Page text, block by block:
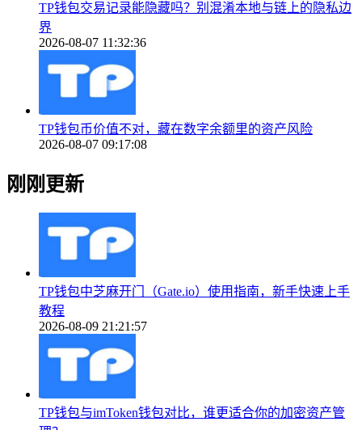
TP钱包交易记录能隐藏吗？别混淆本地与链上的隐私边
界
2026-08-07 11:32:36
TP钱包币价值不对，藏在数字余额里的资产风险
2026-08-07 09:17:08
刚刚更新
TP钱包中芝麻开门（Gate.io）使用指南，新手快速上手
教程
2026-08-09 21:21:57
TP钱包与imToken钱包对比，谁更适合你的加密资产管